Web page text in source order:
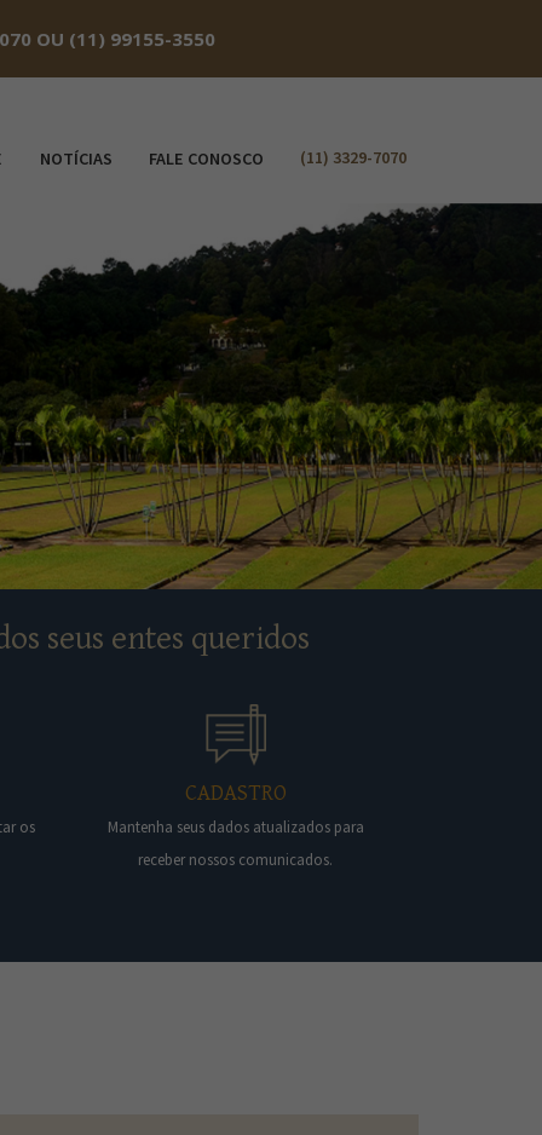
OU (11) 99155-3550
NOTÍCIAS FALE CONOSCO (11) 3329-7070
seus entes queridos
os
CADASTRO
Mantenha seus dados atualizados para
receber nossos comunicados.